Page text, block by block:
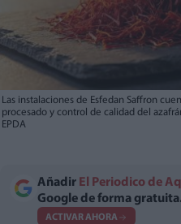
Las instalaciones de Esfedan Saffron
procesado y control de calidad del
EPDA
Añadir El Periodico de
Google de forma
ACTIVAR AHORA